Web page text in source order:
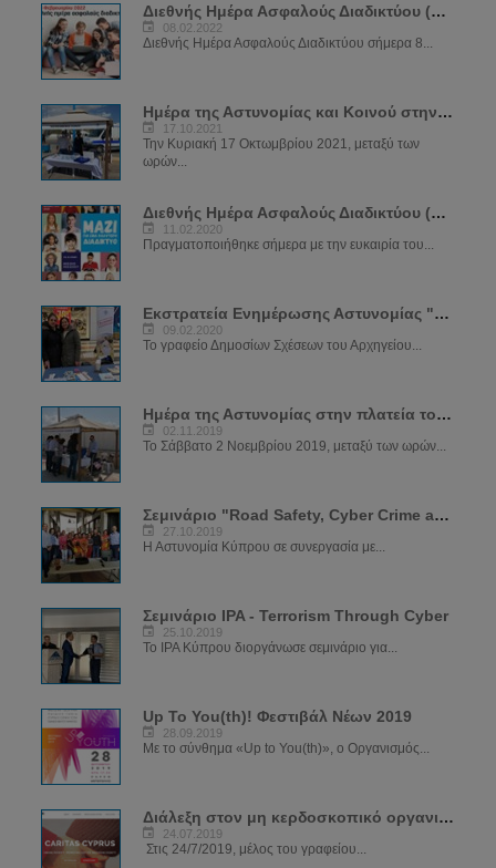
Διεθνής Ημέρα Ασφαλούς Διαδικτύου (SID) 2022
08.02.2022
Διεθνής Ημέρα Ασφαλούς Διαδικτύου σήμερα 8...
Ημέρα της Αστυνομίας και Κοινού στην Αγία Νάπα
17.10.2021
Την Κυριακή 17 Οκτωμβρίου 2021, μεταξύ των
ωρών...
Διεθνής Ημέρα Ασφαλούς Διαδικτύου (SID) 2020
11.02.2020
Πραγματοποιήθηκε σήμερα με την ευκαιρία του...
Εκστρατεία Ενημέρωσης Αστυνομίας "ΝΑ ΜΕ ΠΡΟΣΕΧΕΙΣ"
09.02.2020
Το γραφείο Δημοσίων Σχέσεων του Αρχηγείου...
Ημέρα της Αστυνομίας στην πλατεία του μεσαιωνικού κάστρου
02.11.2019
Το Σάββατο 2 Νοεμβρίου 2019, μεταξύ των ωρών...
Σεμινάριο "Road Safety, Cyber Crime and Crime Prevention"
27.10.2019
Η Αστυνομία Κύπρου σε συνεργασία με...
Σεμινάριο IPA - Terrorism Through Cyber
25.10.2019
Το IPA Κύπρου διοργάνωσε σεμινάριο για...
Up To You(th)! Φεστιβάλ Νέων 2019
28.09.2019
Με το σύνθημα «Up to You(th)», ο Οργανισμός...
Διάλεξη στον μη κερδοσκοπικό οργανισμό CARIDAS
24.07.2019
Στις 24/7/2019, μέλος του γραφείου...